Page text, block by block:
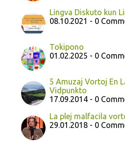
Lingva Diskuto kun
08.10.2021 - 0
Tokipono
01.02.2025 - 0
5 Amuzaj Vortoj En
Vidpunkto
17.09.2014 - 0
La plej malfacila
29.01.2018 - 0